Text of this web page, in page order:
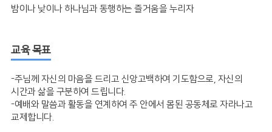
밤이나 낮이나 하나님과 동행하는 즐거움을 누리자
교육 목표
-주님께 자신의 마음을 드리고 신앙고백하여 기도함으로, 자신의
시간과 삶을 구분하여 드립니다.
-예배와 말씀과 활동을 연계하여 주 안에서 몸된 공동체로 자라나고
교제합니다.